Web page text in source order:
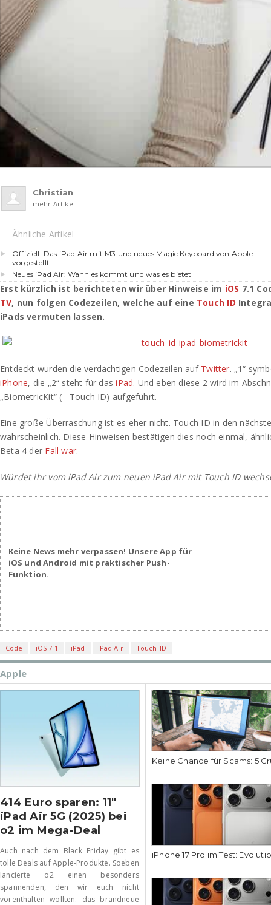
Christian
mehr Artikel
Ähnliche Artikel
Offiziell: Das iPad Air mit M3 und neues Magic Keyboard von Apple
vorgestellt
Neues iPad Air: Wann es kommt und was es bietet
Erst kürzlich ist berichteten wir über Hinweise im iOS 7.1
TV, nun folgen Codezeilen, welche auf eine Touch ID
iPads vermuten lassen.
Entdeckt wurden die verdächtigen Codezeilen auf Twitter. „1“
iPhone, die „2“ steht für dasiPad. Und eben diese 2 wird im
„BiometricKit“ (= Touch ID) aufgeführt.
Eine große Überraschung ist es eher nicht. Touch ID in den
wahrscheinlich. Diese Hinweisen bestätigen dies noch einmal,
Beta 4 der Fall war.
Würdet ihr vom iPad Air zum neuen iPad Air mit Touch ID
Keine News mehr verpassen! Unsere App für
iOS und Android mit praktischer Push-
Funktion.
Code iOS 7.1 iPad IPad Air Touch-ID
Apple
414 Euro sparen: 11″
iPad Air 5G (2025) bei
o2 im Mega-Deal
Auch nach dem Black Friday gibt es
tolle Deals auf Apple-Produkte. Soeben
lancierte o2 einen besonders
spannenden, den wir euch nicht
vorenthalten wollten: das brandneue
Keine Chance für Scams: 5
iPhone 17 Pro im Test: